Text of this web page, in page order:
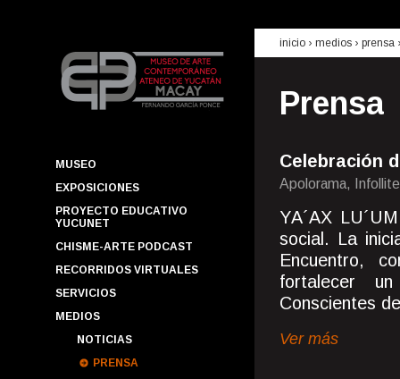
MUSEO
EXPOSICIONES
PROYECTO EDUCATIVO
YUCUNET
CHISME-ARTE PODCAST
RECORRIDOS VIRTUALES
SERVICIOS
MEDIOS
NOTICIAS
PRENSA
inicio › medios › prensa
Prensa
Celebración
Apolorama,
YA´AX
social. La
Encuentro,
fortalecer
Conscientes
Ver más